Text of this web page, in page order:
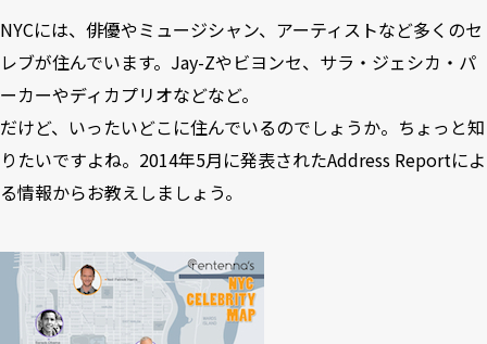
NYCには、俳優やミュージシャン、アーティストなど多くのセ
レブが住んでいます。Jay-Zやビヨンセ、サラ・ジェシカ・パ
ーカーやディカプリオなどなど。
だけど、いったいどこに住んでいるのでしょうか。ちょっと知
りたいですよね。2014年5月に発表されたAddress Reportによ
る情報からお教えしましょう。